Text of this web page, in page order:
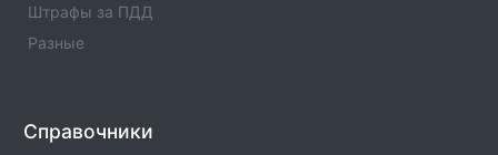
Штрафы за ПДД
Разные
Справочники